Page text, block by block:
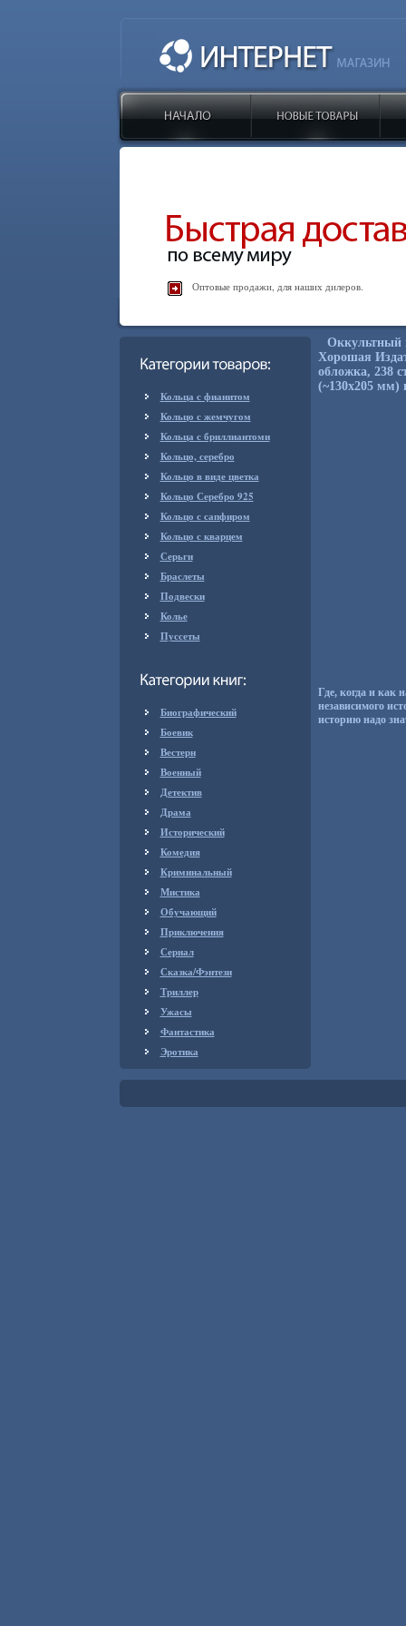
Оптовые продажи, для наших дилеров.
Кольца с фианитом
Кольцо с жемчугом
Кольца с бриллиантоми
Кольцо, серебро
Кольцо в виде цветка
Кольцо Серебро 925
Кольцо с сапфиром
Кольцо с кварцем
Серьги
Браслеты
Подвески
Колье
Пуссеты
Биографический
Боевик
Вестерн
Военный
Детектив
Драма
Исторический
Комедия
Криминальный
Мистика
Обучающий
Приключения
Сериал
Сказка/Фэнтези
Триллер
Ужасы
Фантастика
Эротика
Оккультный
Хорошая
обложка, 238
(~130х205 мм)
Где, когда и как
независимого
историю надо